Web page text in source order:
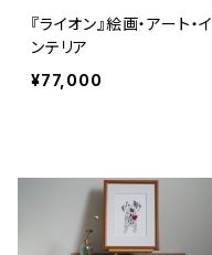
『ライオン』絵画・アート・イ
ンテリア
¥77,000